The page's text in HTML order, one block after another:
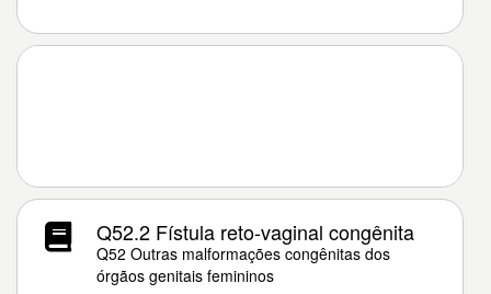
Q52.2 Fístula reto-vaginal congênita
Q52 Outras malformações congênitas dos
órgãos genitais femininos